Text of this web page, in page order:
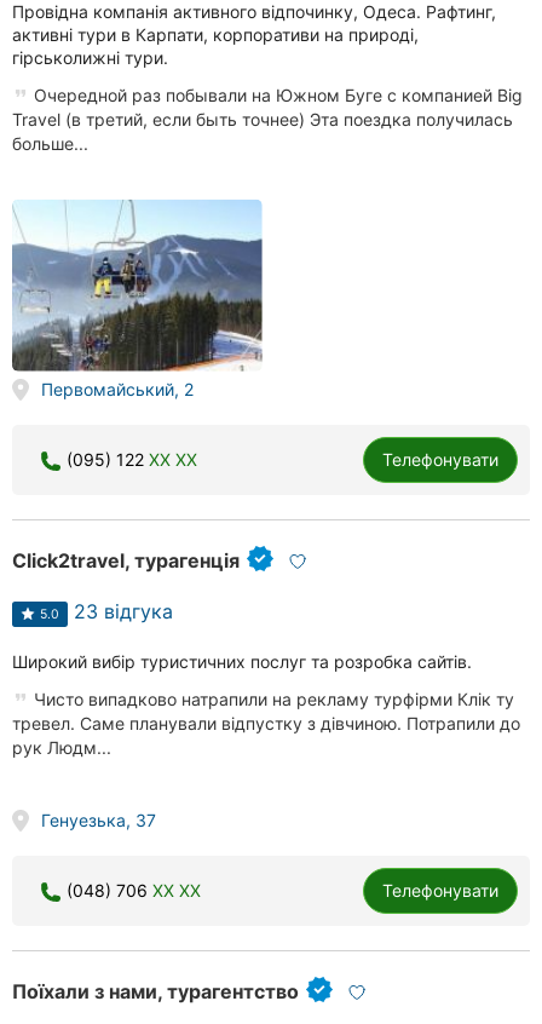
Провідна компанія активного відпочинку, Одеса. Рафтинг,
активні тури в Карпати, корпоративи на природі,
гірськолижні тури.
Очередной раз побывали на Южном Буге с компанией Big
Travel (в третий, если быть точнее) Эта поездка получилась
больше...
Первомайський, 2
(095) 122 XX XX Телефонувати
Click2travel, турагенція
5.0 23 відгука
Широкий вибір туристичних послуг та розробка сайтів.
Чисто випадково натрапили на рекламу турфірми Клік ту
тревел. Саме планували відпустку з дівчиною. Потрапили до
рук Людм...
Генуезька, 37
(048) 706 XX XX Телефонувати
Поїхали з нами, турагентство